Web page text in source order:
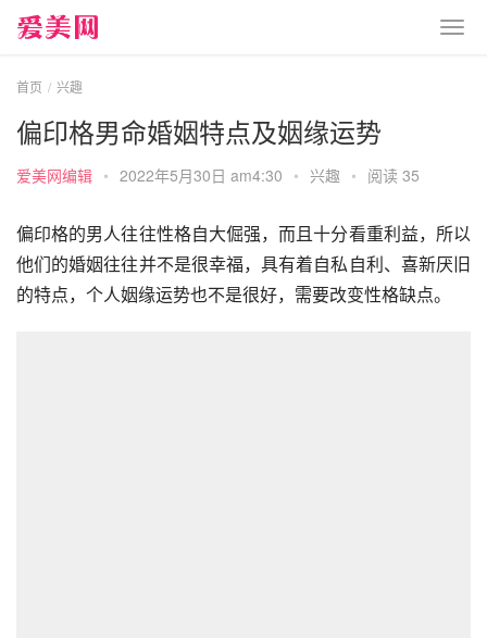
首页 兴趣
偏印格男命婚姻特点及姻缘运势
爱美网编辑 • 2022年5月30日 am4:30 • 兴趣 • 阅读 35
偏印格的男人往往性格自大倔强，而且十分看重利益，所以
他们的婚姻往往并不是很幸福，具有着自私自利、喜新厌旧
的特点，个人姻缘运势也不是很好，需要改变性格缺点。